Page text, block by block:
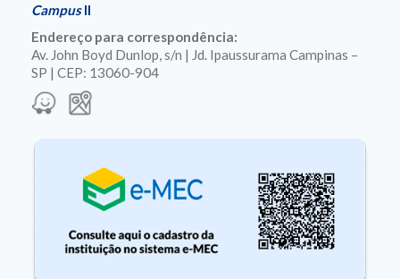
CampusII
Endereço para correspondência:
Av. John Boyd Dunlop, s/n | Jd. Ipaussurama Campinas –
SP | CEP: 13060-904